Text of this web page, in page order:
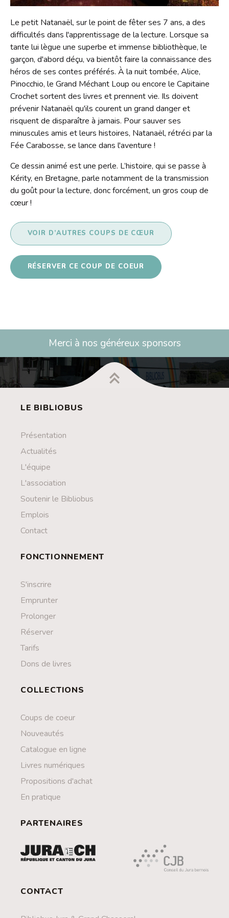
Contact
Liens
Le petit Natanaël, sur le point de fêter ses 7 ans, a des
difficultés dans l'apprentissage de la lecture. Lorsque sa
tante lui lègue une superbe et immense bibliothèque, le
garçon, d'abord déçu, va bientôt faire la connaissance des
héros de ses contes préférés. À la nuit tombée, Alice,
Pinocchio, le Grand Méchant Loup ou encore le Capitaine
Crochet sortent des livres et prennent vie. Ils doivent
prévenir Natanaël qu'ils courent un grand danger et
risquent de disparaître à jamais. Pour sauver ses
minuscules amis et leurs histoires, Natanaël, rétréci par la
Fée Carabosse, se lance dans l'aventure !
Ce dessin animé est une perle. L’histoire, qui se passe à
Kérity, en Bretagne, parle notamment de la transmission
du goût pour la lecture, donc forcément, un gros coup de
cœur !
VOIR D’AUTRES COUPS DE CŒUR
RÉSERVER CE COUP DE COEUR
Merci à nos généreux sponsors
LE BIBLIOBUS
Présentation
Actualités
L'équipe
L'association
Soutenir le Bibliobus
Emplois
Contact
FONCTIONNEMENT
S'inscrire
Emprunter
Prolonger
Réserver
Tarifs
Dons de livres
COLLECTIONS
Coups de coeur
Nouveautés
Catalogue en ligne
Livres numériques
Propositions d'achat
En pratique
PARTENAIRES
CONTACT